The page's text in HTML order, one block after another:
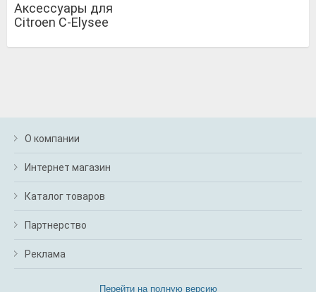
Аксессуары для
Citroen C-Elysee
О компании
Интернет магазин
Каталог товаров
Партнерство
Реклама
Перейти на полную версию